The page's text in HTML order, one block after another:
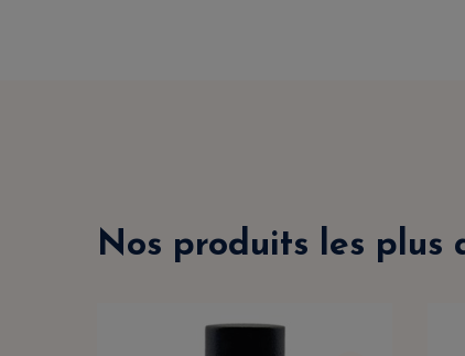
Nos produits les plus